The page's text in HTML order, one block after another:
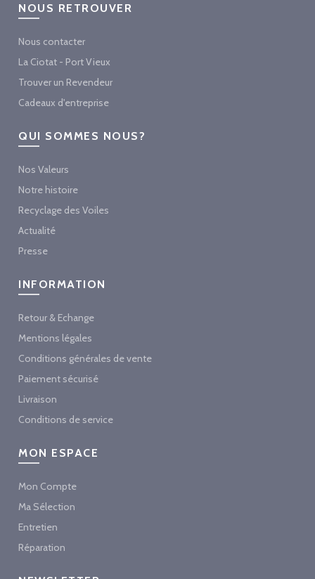
NOUS RETROUVER
Nous contacter
La Ciotat - Port Vieux
Trouver un Revendeur
Cadeaux d'entreprise
QUI SOMMES NOUS?
Nos Valeurs
Notre histoire
Recyclage des Voiles
Actualité
Presse
INFORMATION
Retour & Echange
Mentions légales
Conditions générales de vente
Paiement sécurisé
Livraison
Conditions de service
MON ESPACE
Mon Compte
Ma Sélection
Entretien
Réparation